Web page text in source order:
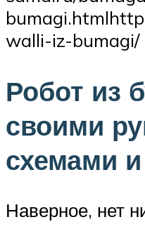
walli-iz-bumagi/
Робот из
своими
схемами
Наверное, нет